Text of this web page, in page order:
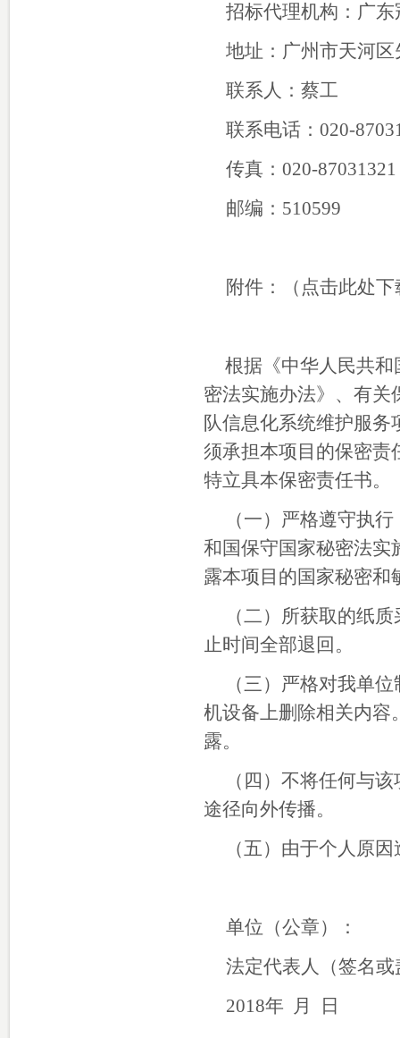
招标代理机构：广
地址：广州市天河
联系人：蔡工
联系电话：020-
传真：020-87031321
邮编：510599
附件： （点击此处
根据《中华人民共
密法实施办法》、有关
队信息化系统维护服务
须承担本项目的保密责
特立具本保密责任书。
（一）严格遵守执
和国保守国家秘密法实
露本项目的国家秘密和
（二）所获取的纸
止时间全部退回。
（三）严格对我单
机设备上删除相关内容
露。
（四）不将任何与
途径向外传播。
（五）由于个人原
单位（公章）：
法定代表人（签
2018年 月